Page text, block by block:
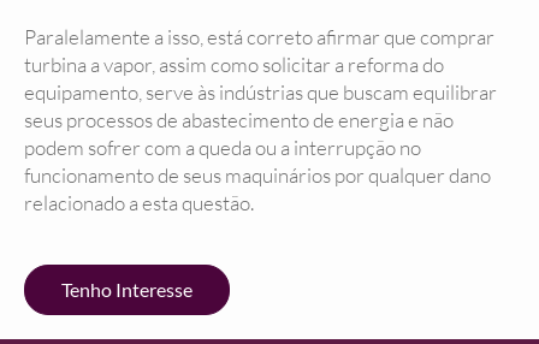
Paralelamente a isso, está correto afirmar que comprar
turbina a vapor, assim como solicitar a reforma do
equipamento, serve às indústrias que buscam equilibrar
seus processos de abastecimento de energia e não
podem sofrer com a queda ou a interrupção no
funcionamento de seus maquinários por qualquer dano
relacionado a esta questão.
Tenho Interesse